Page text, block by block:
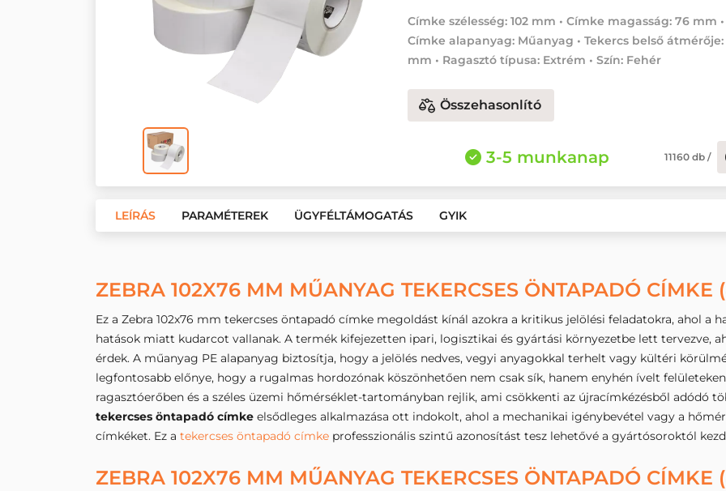
Címke szélesség: 102 mm • Címke magasság: 76 mm •
Címke alapanyag: Műanyag • Tekercs belső átmérője:
mm • Ragasztó típusa: Extrém • Szín: Fehér
Összehasonlító
3-5 munkanap 11160 db/
LEÍRÁS PARAMÉTEREK ÜGYFÉLTÁMOGATÁS GYIK
ZEBRA 102X76 MM MŰANYAG TEKERCSES ÖNTAPADÓ CÍMKE
Ez a Zebra 102x76 mm tekercses öntapadó címke megoldást kínál azokra a kritikus jelölési feladatokra, ahol a
hatások miatt kudarcot vallanak. A termék kifejezetten ipari, logisztikai és gyártási környezetbe lett tervezve,
érdek. A műanyag PE alapanyag biztosítja, hogy a jelölés nedves, vegyi anyagokkal terhelt vagy kültéri
legfontosabb előnye, hogy a rugalmas hordozónak köszönhetően nem csak sík, hanem enyhén ívelt
ragasztóerőben és a széles üzemi hőmérséklet-tartományban rejlik, ami csökkenti az újracímkézésből adódó
tekercses öntapadó címke elsődleges alkalmazása ott indokolt, ahol a mechanikai igénybevétel vagy a
címkéket. Ez a tekercses öntapadó címke professzionális szintű azonosítást tesz lehetővé a gyártósoroktól
ZEBRA 102X76 MM MŰANYAG TEKERCSES ÖNTAPADÓ